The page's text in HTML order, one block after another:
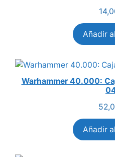
Añadir
Warhammer 40.000:
Añadir